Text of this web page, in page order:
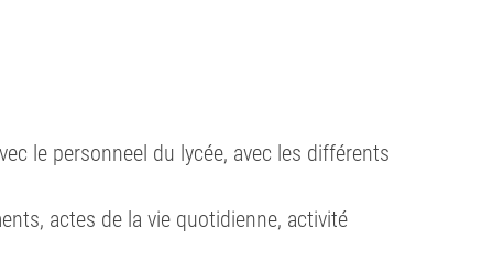
le personneel du lycée, avec les différents
actes de la vie quotidienne, activité